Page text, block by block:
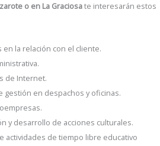
o en La Graciosate interesarán estos
la relación con el cliente.
de Internet.
gestión en despachos y oficinas.
y desarrollo de acciones culturales.
actividades de tiempo libre educativo